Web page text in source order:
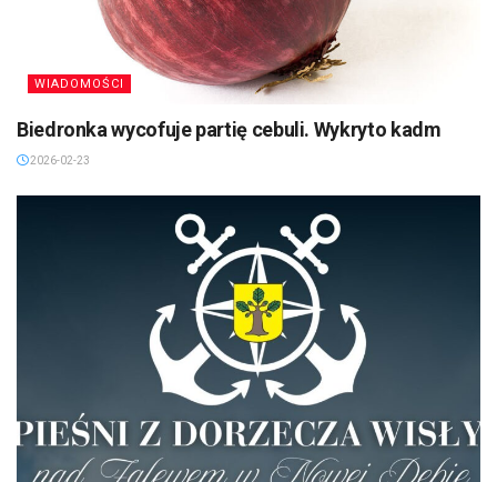
WIADOMOŚCI
Biedronka wycofuje partię cebuli. Wykryto kadm
2026-02-23